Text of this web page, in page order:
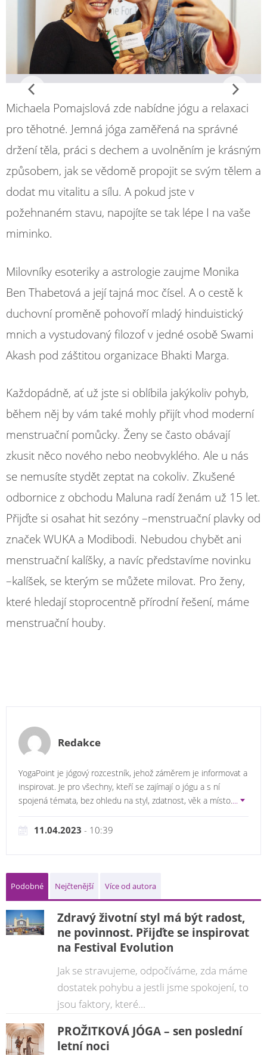
Michaela Pomajslová zde nabídne jógu a relaxaci
pro těhotné. Jemná jóga zaměřená na správné
držení těla, práci s dechem a uvolněním je krásným
způsobem, jak se vědomě propojit se svým tělem a
dodat mu vitalitu a sílu. A pokud jste v
požehnaném stavu, napojíte se tak lépe I na vaše
miminko.
Milovníky esoteriky a astrologie zaujme Monika
Ben Thabetová a její tajná moc čísel. A o cestě k
duchovní proměně pohovoří mladý hinduistický
mnich a vystudovaný filozof v jedné osobě Swami
Akash pod záštitou organizace Bhakti Marga.
Každopádně, ať už jste si oblíbila jakýkoliv pohyb,
během něj by vám také mohly přijít vhod moderní
menstruační pomůcky. Ženy se často obávají
zkusit něco nového nebo neobvyklého. Ale u nás
se nemusíte stydět zeptat na cokoliv. Zkušené
odbornice z obchodu Maluna radí ženám už 15 let.
Přijďte si osahat hit sezóny –⁠menstruační plavky od
značek WUKA a Modibodi. Nebudou chybět ani
menstruační kalíšky, a navíc představíme novinku
–⁠kalíšek, se kterým se můžete milovat. Pro ženy,
které hledají stoprocentně přírodní řešení, máme
menstruační houby.
Redakce
YogaPoint je jógový rozcestník, jehož záměrem je informovat a
inspirovat. Je pro všechny, kteří se zajímají o jógu a s ní
spojená témata, bez ohledu na styl, zdatnost, věk a místo....
11.04.2023 - 10:39
Podobné Nejčtenější Více od autora
Zdravý životní styl má být radost,
ne povinnost. Přijďte se inspirovat
na Festival Evolution
Jak se stravujeme, odpočíváme, zda máme
dostatek pohybu a jestli jsme spokojení, to
jsou faktory, které...
PROŽITKOVÁ JÓGA – sen poslední
letní noci